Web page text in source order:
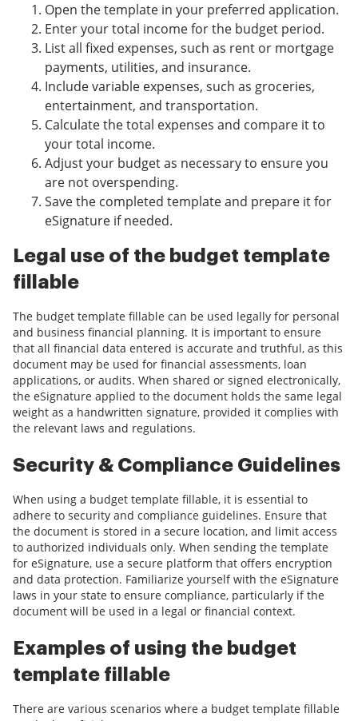
Open the template in your preferred application.
Enter your total income for the budget period.
List all fixed expenses, such as rent or mortgage
payments, utilities, and insurance.
Include variable expenses, such as groceries,
entertainment, and transportation.
Calculate the total expenses and compare it to
your total income.
Adjust your budget as necessary to ensure you
are not overspending.
Save the completed template and prepare it for
eSignature if needed.
Legal use of the budget template
fillable
The budget template fillable can be used legally for personal
and business financial planning. It is important to ensure
that all financial data entered is accurate and truthful, as this
document may be used for financial assessments, loan
applications, or audits. When shared or signed electronically,
the eSignature applied to the document holds the same legal
weight as a handwritten signature, provided it complies with
the relevant laws and regulations.
Security & Compliance Guidelines
When using a budget template fillable, it is essential to
adhere to security and compliance guidelines. Ensure that
the document is stored in a secure location, and limit access
to authorized individuals only. When sending the template
for eSignature, use a secure platform that offers encryption
and data protection. Familiarize yourself with the eSignature
laws in your state to ensure compliance, particularly if the
document will be used in a legal or financial context.
Examples of using the budget
template fillable
There are various scenarios where a budget template fillable